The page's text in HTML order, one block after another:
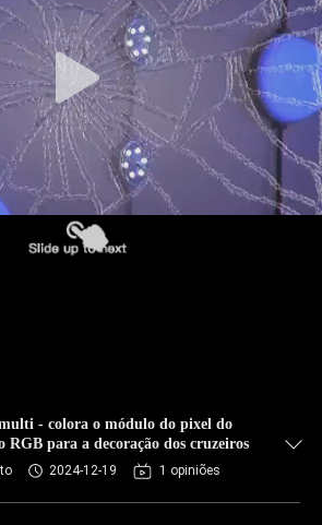
- colora o módulo do pixel do
RGB para a decoração dos cruzeiros
2024-12-19 1 opiniões